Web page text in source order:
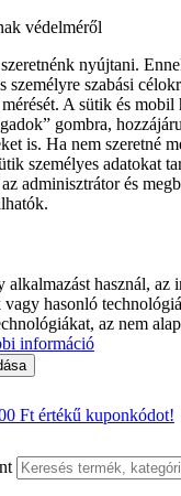
védelméről
nyújtani.
személyre szabási
A sütik és
gombra,
is. Ha nem szeretné
személyes adatokat
adminisztrátor és
használ,
hasonló
az nem
információ
Ft értékű kuponkódot!